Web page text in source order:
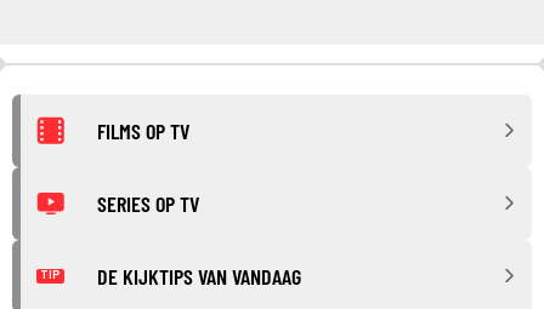
FILMS OP TV
SERIES OP TV
TIP DE KIJKTIPS VAN VANDAAG